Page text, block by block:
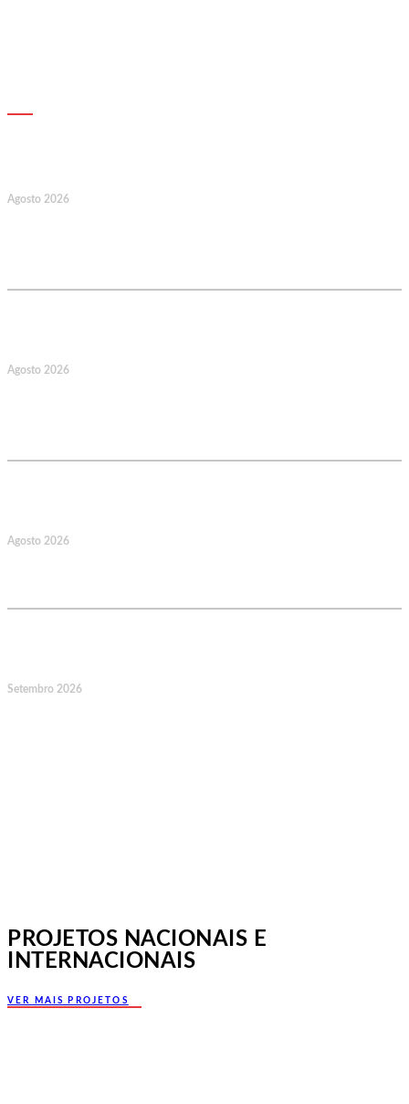
Agosto 2026
Agosto 2026
Agosto 2026
Setembro 2026
PROJETOS NACIONAIS E
INTERNACIONAIS
VER MAIS PROJETOS